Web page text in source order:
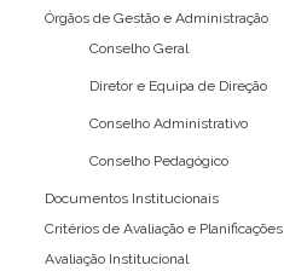
Órgãos de Gestão e Administração
Conselho Geral
Diretor e Equipa de Direção
Conselho Administrativo
Conselho Pedagógico
Documentos Institucionais
Critérios de Avaliação e
Avaliação Institucional